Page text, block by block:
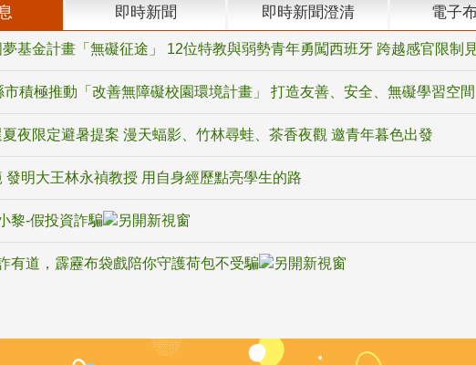
即時新聞 即時新聞澄清 電子
基金計畫「無礙征途」 12位特教與弱勢青年勇闖西班牙 跨越感官限制
市積極推動「改善無障礙校園環境計畫」 打造友善、安全、無礙學習空間
夜限定避暑提案 漫天蝠影、竹林尋蛙、茶香夜觀 邀青年暮色出發
發明大王林永禎教授 用自身經歷點亮學生的路
黎-假投資詐騙
有道，霹靂布袋戲陪你守護荷包不受騙